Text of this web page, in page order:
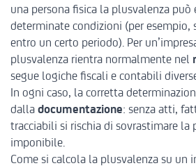
una persona fisica la plusvalenza può
determinate condizioni (per esempio,
entro un certo periodo). Per
plusvalenza rientra normalmente nel
segue logiche fiscali e contabili
In ogni caso, la corretta
dalla documentazione: senza atti,
tracciabili si rischia di sovrastimare la
imponibile.
Come si calcola la plusvalenza su un